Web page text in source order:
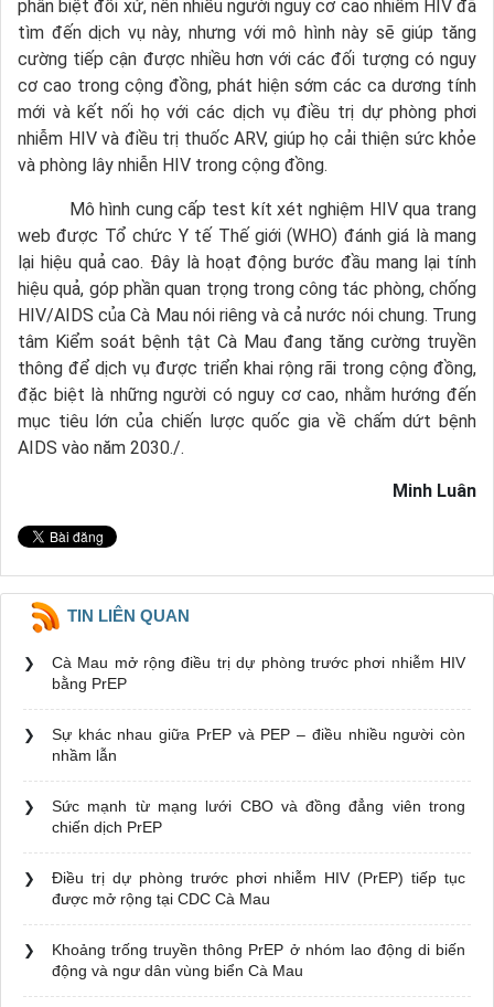
phân biệt đối xử, nên nhiều người nguy cơ cao nhiễm HIV đã
tìm đến dịch vụ này, nhưng với mô hình này sẽ giúp tăng
cường tiếp cận được nhiều hơn với các đối tượng có nguy
cơ cao trong cộng đồng, phát hiện sớm các ca dương tính
mới và kết nối họ với các dịch vụ điều trị dự phòng phơi
nhiễm HIV và điều trị thuốc ARV, giúp họ cải thiện sức khỏe
và phòng lây nhiễn HIV trong cộng đồng.
Mô hình cung cấp test kít xét nghiệm HIV qua trang
web được Tổ chức Y tế Thế giới (WHO) đánh giá là mang
lại hiệu quả cao. Đây là hoạt động bước đầu mang lại tính
hiệu quả, góp phần quan trọng trong công tác phòng, chống
HIV/AIDS của Cà Mau nói riêng và cả nước nói chung. Trung
tâm Kiểm soát bệnh tật Cà Mau đang tăng cường truyền
thông để dịch vụ được triển khai rộng rãi trong cộng đồng,
đặc biệt là những người có nguy cơ cao, nhằm hướng đến
mục tiêu lớn của chiến lược quốc gia về chấm dứt bệnh
AIDS vào năm 2030./.
Minh Luân
TIN LIÊN QUAN
Cà Mau mở rộng điều trị dự phòng trước phơi nhiễm HIV
bằng PrEP
Sự khác nhau giữa PrEP và PEP – điều nhiều người còn
nhầm lẫn
Sức mạnh từ mạng lưới CBO và đồng đẳng viên trong
chiến dịch PrEP
Điều trị dự phòng trước phơi nhiễm HIV (PrEP) tiếp tục
được mở rộng tại CDC Cà Mau
Khoảng trống truyền thông PrEP ở nhóm lao động di biến
động và ngư dân vùng biển Cà Mau